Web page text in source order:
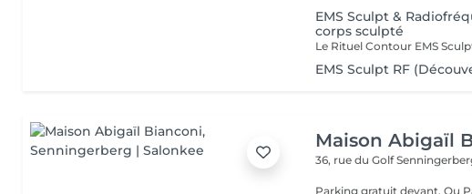
EMS Sculpt &
corps sculpté
EMS Sculpt RF
Maison Abigaïl
36, rue du Golf
Parking gratuit devant. Ou